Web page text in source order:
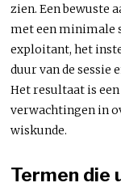
zien. Een bewuste
met een minimale
exploitant, het
duur van de sessie
Het resultaat is
verwachtingen in
wiskunde.
Termen die